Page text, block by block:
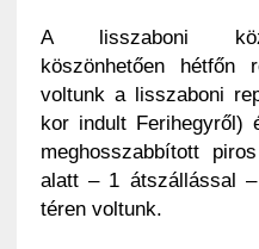
A lisszaboni
köszönhetően
voltunk a lisszaboni
kor indult Ferihegyről)
meghosszabbított
alatt – 1 átszállással
téren voltunk.